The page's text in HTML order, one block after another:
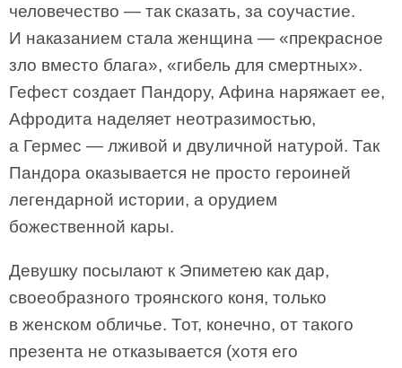
человечество — так сказать, за соучастие.
И наказанием стала женщина — «прекрасное
зло вместо блага», «гибель для смертных».
Гефест создает Пандору, Афина наряжает ее,
Афродита наделяет неотразимостью,
а Гермес — лживой и двуличной натурой. Так
Пандора оказывается не просто героиней
легендарной истории, а орудием
божественной кары.
Девушку посылают к Эпиметею как дар,
своеобразного троянского коня, только
в женском обличье. Тот, конечно, от такого
презента не отказывается (хотя его